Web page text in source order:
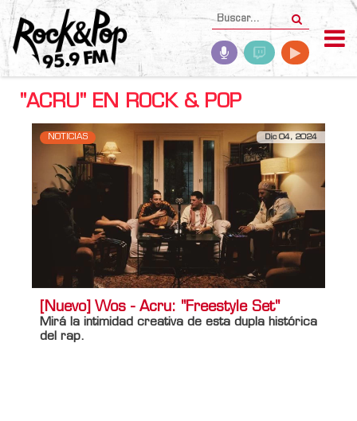
"ACRU" EN ROCK & POP
NOTICIAS Dic 04, 2024
[Nuevo] Wos - Acru: "Freestyle Set"
Mirá la intimidad creativa de esta dupla histórica
del rap.